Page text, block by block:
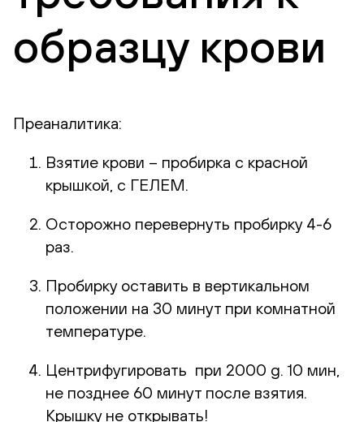
образцу крови
Преаналитика:
Взятие крови – пробирка с красной
крышкой, с ГЕЛЕМ.
Осторожно перевернуть пробирку 4-6
раз.
Пробирку оставить в вертикальном
положении на 30 минут при комнатной
температуре.
Центрифугировать при 2000 g. 10 мин,
не позднее 60 минут после взятия.
Крышку не открывать!